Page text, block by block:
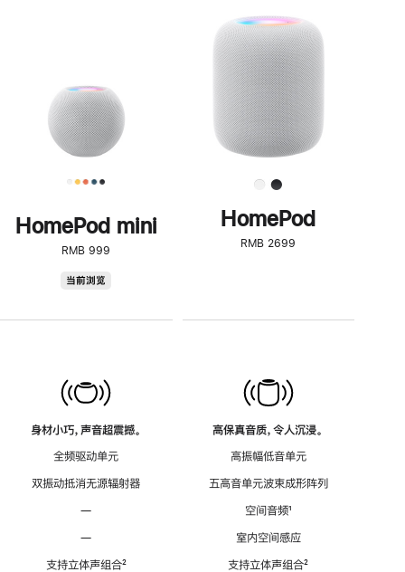
HomePod mini
RMB 999
当前浏览
身材小巧，声音超震撼。
全频驱动单元
双振动抵消无源辐射器
—
—
支持立体声组合脚
²
步
了
解
HomePod<
HomePod
RMB 2699
高保真音质，令人沉浸。
高振幅低音单元
五高音单元波束成形阵列
空间音频脚
¹
室内空间感应
支持立体声组合脚
²